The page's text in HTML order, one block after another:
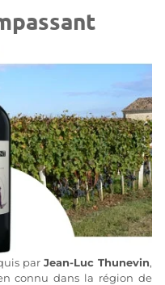
par Jean-Luc Thunevin,
connu dans la région de